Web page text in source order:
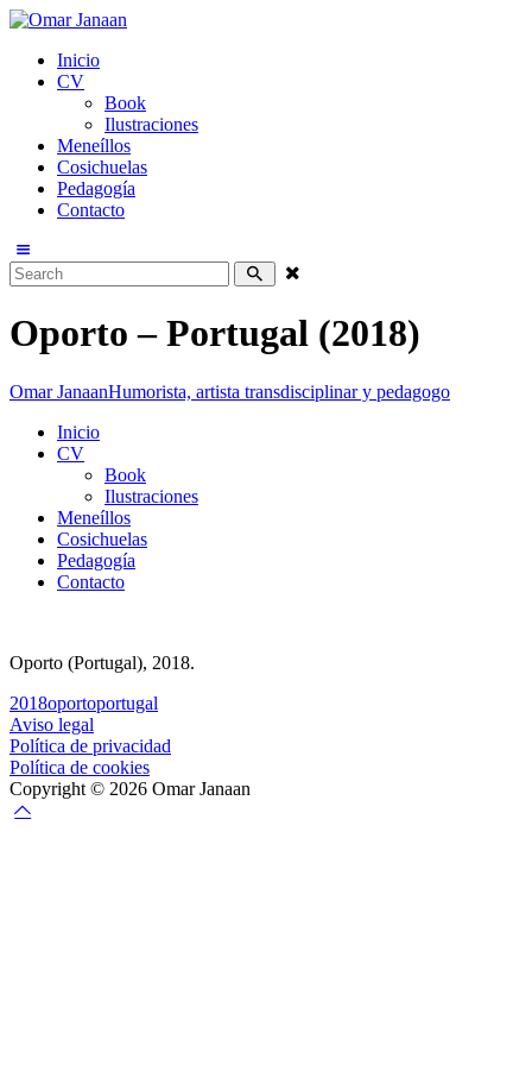
Inicio
CV
Book
Ilustraciones
Meneíllos
Cosichuelas
Pedagogía
Contacto
Oporto – Portugal (2018)
Omar JanaanHumorista, artista transdisciplinar y pedagogo
Inicio
CV
Book
Ilustraciones
Meneíllos
Cosichuelas
Pedagogía
Contacto
Oporto (Portugal), 2018.
2018oportoportugal
Aviso legal
Política de privacidad
Política de cookies
Copyright © 2026 Omar Janaan